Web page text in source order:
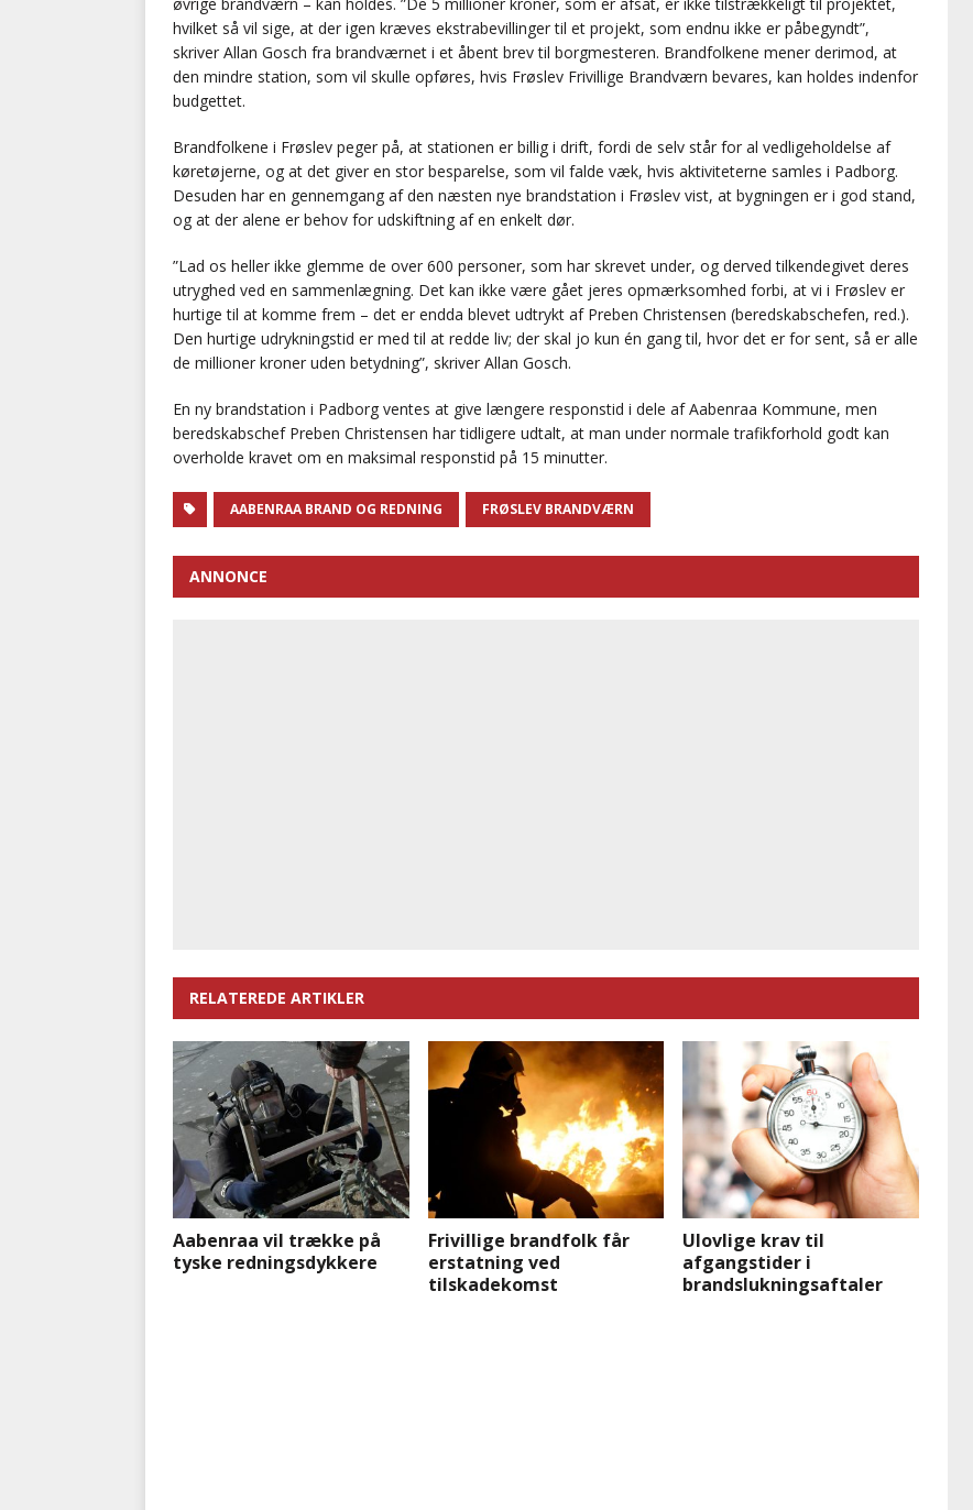
hvilket så vil sige, at der igen kræves ekstrabevillinger til et projekt, som endnu ikke er påbegyndt”,
skriver Allan Gosch fra brandværnet i et åbent brev til borgmesteren. Brandfolkene mener derimod, at
den mindre station, som vil skulle opføres, hvis Frøslev Frivillige Brandværn bevares, kan holdes indenfor
budgettet.
Brandfolkene i Frøslev peger på, at stationen er billig i drift, fordi de selv står for al vedligeholdelse af
køretøjerne, og at det giver en stor besparelse, som vil falde væk, hvis aktiviteterne samles i Padborg.
Desuden har en gennemgang af den næsten nye brandstation i Frøslev vist, at bygningen er i god stand,
og at der alene er behov for udskiftning af en enkelt dør.
”Lad os heller ikke glemme de over 600 personer, som har skrevet under, og derved tilkendegivet deres
utryghed ved en sammenlægning. Det kan ikke være gået jeres opmærksomhed forbi, at vi i Frøslev er
hurtige til at komme frem – det er endda blevet udtrykt af Preben Christensen (beredskabschefen, red.).
Den hurtige udrykningstid er med til at redde liv; der skal jo kun én gang til, hvor det er for sent, så er alle
de millioner kroner uden betydning”, skriver Allan Gosch.
En ny brandstation i Padborg ventes at give længere responstid i dele af Aabenraa Kommune, men
beredskabschef Preben Christensen har tidligere udtalt, at man under normale trafikforhold godt kan
overholde kravet om en maksimal responstid på 15 minutter.
AABENRAA BRAND OG REDNING FRØSLEV BRANDVÆRN
ANNONCE
RELATEREDE ARTIKLER
Aabenraa vil trække på
tyske redningsdykkere
Frivillige brandfolk får
erstatning ved
tilskadekomst
Ulovlige krav til
afgangstider i
brandslukningsaftaler